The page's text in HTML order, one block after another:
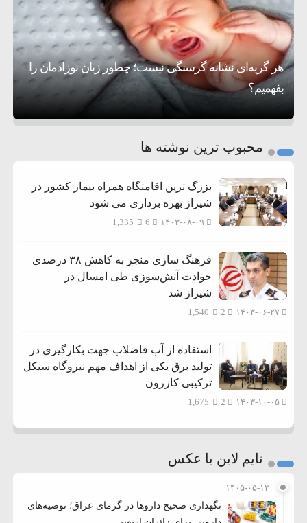
حماس شد
اعتراض عراقچی به همتای بلغارستانی به دلیل
کمک به آمریکا در حملات به ایران
۱۶:۱۹
کشورهایی که به متجاوزان کمک می کنند پاسخ
سختی خواهند گرفت
۱۰:۱۵
سنتکام پایان تجاوز جدید به ایران را اعلام کرد ۶:۰۵
هر گریه‌ای نشانه گرسنگی نیست؛ چطور زبان نوزادمان را
بفهمیم؟
تغذیه پدر می‌تواند بر سلامت نوزاد تأثیر بگذارد
روی دیگر زندگی
3
محبوب ترین نوشته ها
بزرگ ترین اقامتگاه همراه بیمار کشور در
شیراز بهره برداری می شود
۱۴۰۳-۰۸-۰۹ 1,335
فرهنگ سازی منجر به کاهش ۳۸ درصدی
حوادث آتش‌سوزی طی امسال در
شیراز شد
۱۴۰۳-۰۶-۲۷ 1,540
استفاده از آب فاضلاب جهت بکارگیری در
تولید برق یکی از اهداف مهم نیروگاه سیکل
ترکیبی کازرون
۱۴۰۳-۱۰-۰۵ 1,675
تایم لاین با عکس
۱۴۰۵-۰۵-۱۳
نگهداری صحیح داروها در گرمای عراق؛ توصیه‌های